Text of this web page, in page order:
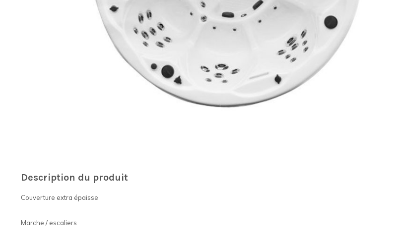
Description du produit
Couverture extra épaisse
Marche / escaliers